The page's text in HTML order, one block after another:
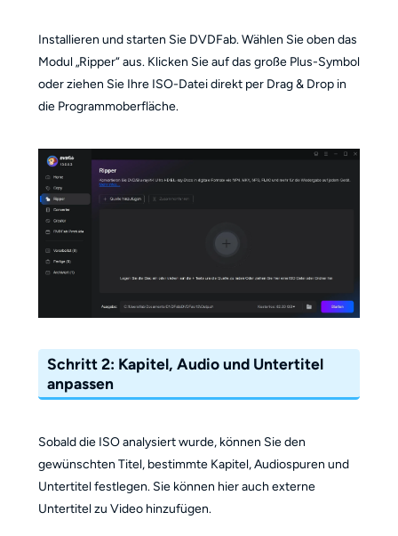
Installieren und starten Sie DVDFab. Wählen Sie oben das
Modul „Ripper“ aus. Klicken Sie auf das große Plus-Symbol
oder ziehen Sie Ihre ISO-Datei direkt per Drag & Drop in
die Programmoberfläche.
Schritt 2: Kapitel, Audio und Untertitel
anpassen
Sobald die ISO analysiert wurde, können Sie den
gewünschten Titel, bestimmte Kapitel, Audiospuren und
Untertitel festlegen. Sie können hier auch externe
Untertitel zu Video hinzufügen.